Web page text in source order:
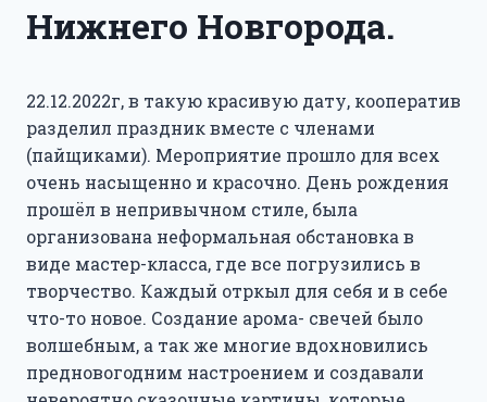
Нижнего Новгорода.
22.12.2022г, в такую красивую дату, кооператив
разделил праздник вместе с членами
(пайщиками). Мероприятие прошло для всех
очень насыщенно и красочно. День рождения
прошёл в непривычном стиле, была
организована неформальная обстановка в
виде мастер-класса, где все погрузились в
творчество. Каждый отркыл для себя и в себе
что-то новое. Создание арома- свечей было
волшебным, а так же многие вдохновились
предновогодним настроением и создавали